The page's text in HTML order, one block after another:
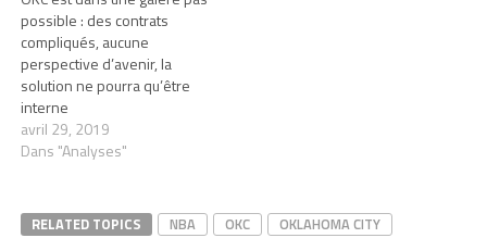
possible : des contrats
compliqués, aucune
perspective d’avenir, la
solution ne pourra qu’être
interne
avril 29, 2019
Dans "Analyses"
RELATED TOPICS NBA OKC OKLAHOMA CITY